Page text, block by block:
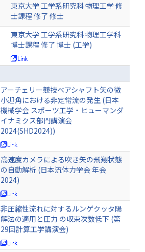
東京大学 工学系研究科 物理工学 修
士課程 修了 修士
東京大学 工学系研究科 物理工学科
博士課程 修了 博士 (工学)
アーチェリー競技ベアシャフト矢の微
小迎角における非定常流の発生 (日本
機械学会 スポーツ工学・ヒューマンダ
イナミクス部門講演会
2024(SHD2024))
高速度カメラによる吹き矢の飛翔状態
の自動解析 (日本流体力学会 年会
2024)
非圧縮性流れに対するルンゲクッタ陽
解法の適用と圧力 の収束次数低下 (第
29回計算工学講演会)